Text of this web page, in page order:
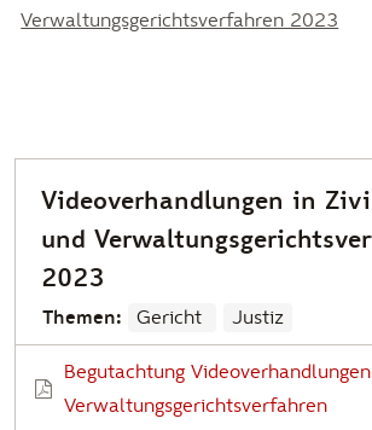
Verwaltungsgerichtsverfahren 2023
Videoverhandlungen in
und
2023
Themen: Gericht Justiz
Begutachtung Videoverhandlungen
Verwaltungsgerichtsverfahren